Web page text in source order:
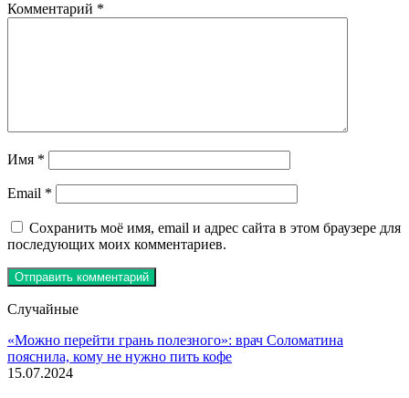
Комментарий *
Имя *
Email *
Сохранить моё имя, email и адрес сайта в этом браузере для
последующих моих комментариев.
Случайные
«Можно перейти грань полезного»: врач Соломатина
пояснила, кому не нужно пить кофе
15.07.2024